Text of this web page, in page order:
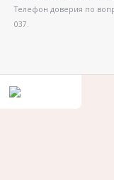
Телефон доверия по
037.